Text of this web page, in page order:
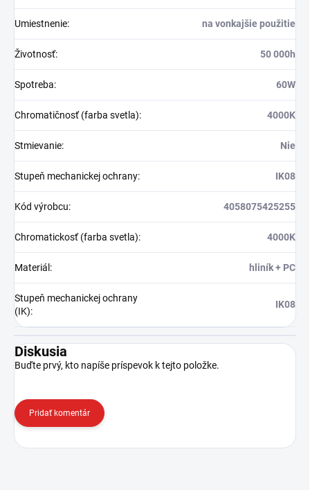
Umiestnenie: na vonkajšie použitie
Životnosť: 50 000h
Spotreba: 60W
Chromatičnosť (farba svetla): 4000K
Stmievanie: Nie
Stupeň mechanickej ochrany: IK08
Kód výrobcu: 4058075425255
Chromatickosť (farba svetla): 4000K
Materiál : hliník + PC
Stupeň mechanickej ochrany
(IK):
IK08
Diskusia
Buďte prvý, kto napíše príspevok k tejto položke.
Pridať komentár